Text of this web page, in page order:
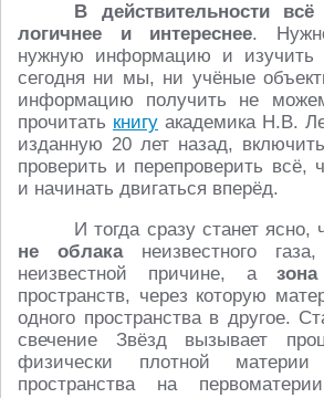
В действительности
логичнее и интереснее.
нужную информацию и изучить
сегодня ни мы, ни учёные
информацию получить не
прочитать книгу академика Н.В.
изданную 20 лет назад,
проверить и перепроверить всё,
и начинать двигаться вперёд.
И тогда сразу станет ясно,
не облаканеизвестного
неизвестной причине, а
пространств, через которую
одного пространства в другое.
свечение Звёзд вызывает
физически плотной материи
пространства на